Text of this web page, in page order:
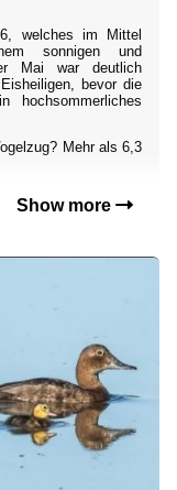
welches im Mittel
sonnigen und
Mai war deutlich
bevor die
hochsommerliches
Mehr als 6,3
Show more